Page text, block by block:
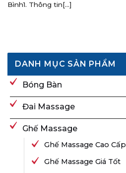
Bình1. Thông tin[...]
DANH MỤC SẢN PHẨM
Bóng Bàn
Đai Massage
Ghế Massage
Ghế Massage Cao Cấp
Ghế Massage Giá Tốt